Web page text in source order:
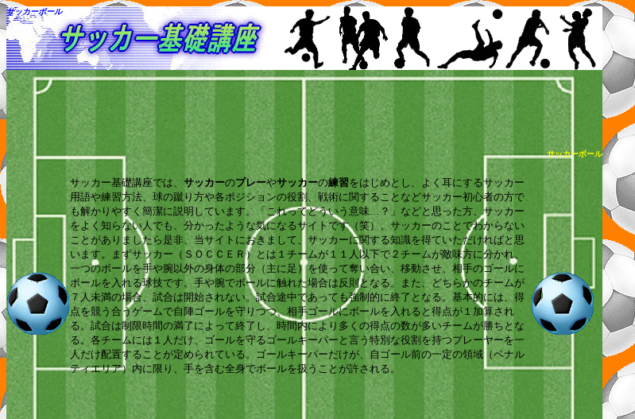
サッカーボール
サッカーボール
サッカー基礎講座では、 サッカーのプレーやサッカーの練習をはじめとし、よく耳にするサッカー
用語や練習方法、球の蹴り方や各ポジションの役割、戦術に関することなどサッカー初心者の方で
も解かりやすく簡潔に説明しています。「これってどういう意味…？」などと思った方、サッカー
をよく知らない人でも、分かったような気になるサイトです（笑）。サッカーのことでわからない
ことがありましたら是非、当サイトにおきまして、サッカーに関する知識を得ていただければと思
います。まずサッカー（ＳＯＣＣＥＲ）とは１チームが１１人以下で２チームが敵味方に分かれ、
一つのボールを手や腕以外の身体の部分（主に足）を使って奪い合い、移動させ、相手のゴールに
ボールを入れる球技です。手や腕でボールに触れた場合は反則となる。また、どちらかのチームが
７人未満の場合、試合は開始されない。試合途中であっても強制的に終了となる。基本的には、得
点を競う合うゲームで自陣ゴールを守りつつ、相手ゴールにボールを入れると得点が１加算され
る。試合は制限時間の満了によって終了し、時間内により多くの得点の数が多いチームが勝ちとな
る。各チームには１人だけ、ゴールを守るゴールキーパーと言う特別な役割を持つプレーヤーを一
人だけ配置することが定められている。ゴールキーパーだけが、自ゴール前の一定の領域（ペナル
ティエリア）内に限り、手を含む全身でボールを扱うことが許される。